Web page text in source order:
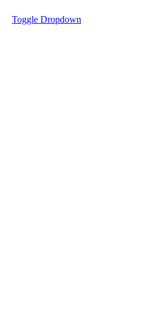
Toggle Dropdown